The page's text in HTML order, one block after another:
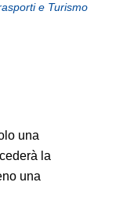
e Turismo
una
la
una